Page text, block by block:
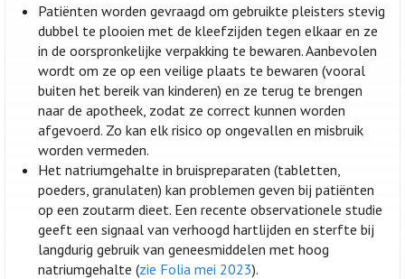
Patiënten worden gevraagd om gebruikte pleisters stevig
dubbel te plooien met de kleefzijden tegen elkaar en ze
in de oorspronkelijke verpakking te bewaren. Aanbevolen
wordt om ze op een veilige plaats te bewaren (vooral
buiten het bereik van kinderen) en ze terug te brengen
naar de apotheek, zodat ze correct kunnen worden
afgevoerd. Zo kan elk risico op ongevallen en misbruik
worden vermeden.
Het natriumgehalte in bruispreparaten (tabletten,
poeders, granulaten) kan problemen geven bij patiënten
op een zoutarm dieet. Een recente observationele studie
geeft een signaal van verhoogd hartlijden en sterfte bij
langdurig gebruik van geneesmiddelen met hoog
natriumgehalte (zie Folia mei 2023).